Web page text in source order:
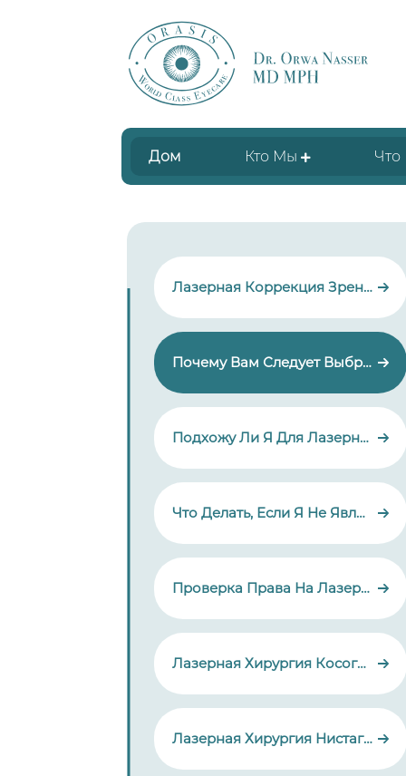
Дом Кто Мы
Лазерная Коррекция Зрения
Почему Вам Следует Выбрать Доктора Орву Насера ​​для Проведения Лазерной Коррекции Зрения?
Подхожу Ли Я Для Лазерной Коррекции Зрения?
Что Делать, Если Я Не Являюсь Подходящим Кандидатом Для Лазерной Коррекции Зрения?
Проверка Права На Лазерную Коррекцию Зрения
Лазерная Хирургия Косоглазия
Лазерная Хирургия Нистагма